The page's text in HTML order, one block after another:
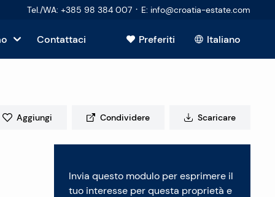
Tel./WA: +385 98 384 007 · E: info@croatia-estate.com
Contattaci Preferiti Italiano
Mostra tutto
Aggiungi Condividere Scaricare
Invia questo modulo per esprimere il
tuo interesse per questa proprietà e